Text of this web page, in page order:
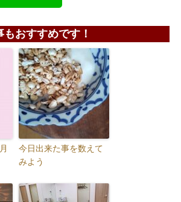
おすすめです！
今日出来た事を数えて
みよう